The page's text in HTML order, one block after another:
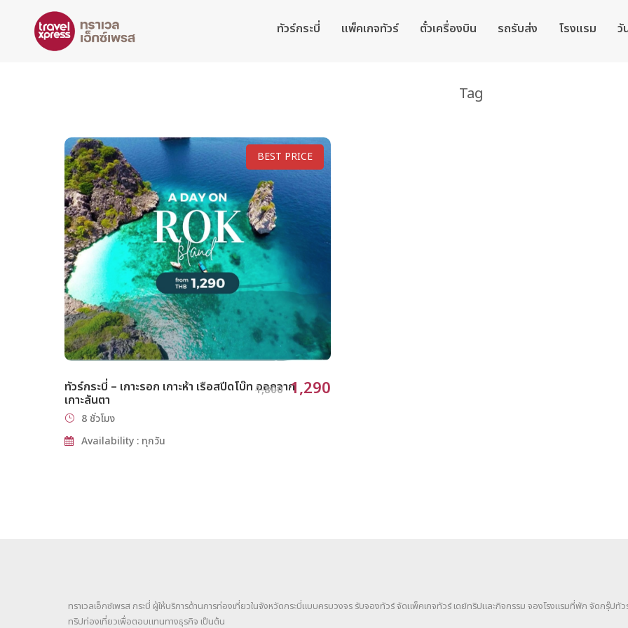
ทัวร์กระบี่ แพ็คเกจทัวร์ ตั๋วเครื่องบิน รถรับส่ง โรงแรม วั
Tag
BEST PRICE
ทัวร์กระบี่ – เกาะรอก เกาะห้า เรือสปีดโบ๊ท ออกจาก
เกาะลันตา
1,800 1,290
8 ชั่วโมง
Availability : ทุกวัน
ทราเวลเอ็กซ์เพรส กระบี่ ผู้ให้บริการด้านการท่องเที่ยวในจังหวัดกระบี่แบบครบวงจร รับจองทัวร์ จัดแพ็คเกจทัวร์ เดย์ทริปและกิจกรรม จองโรงแรมที่พัก จัดกรุ๊
ทริปท่องเที่ยวเพื่อตอบแทนทางธุรกิจ เป็นต้น